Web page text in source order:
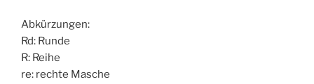
Abkürzungen:
Rd: Runde
R: Reihe
re: rechte Masche